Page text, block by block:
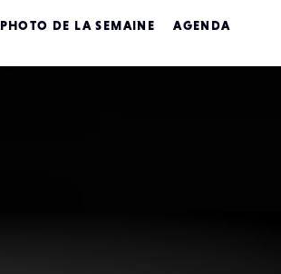
PHOTO DE LA SEMAINE AGENDA